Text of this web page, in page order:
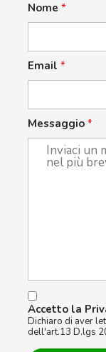
Nome *
Email *
Messaggio *
Accetto la
Dichiaro di aver
dell'art.13 D.lgs